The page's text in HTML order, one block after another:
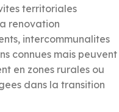
territoriales
renovation
intercommunalites
connues mais peuvent
en zones rurales ou
dans la transition